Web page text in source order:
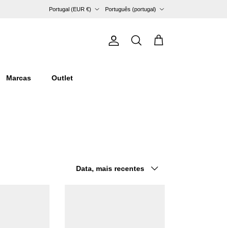
Portugal (EUR €)
Português (portugal)
ContaPesquisarCarrinho
Marcas Outlet
Data, mais recentes